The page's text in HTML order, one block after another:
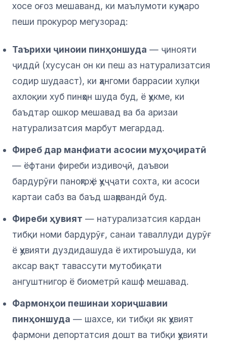
хосе оғоз мешаванд, ки маълумоти куҳнаро
пеши прокурор мегузорад:
Таърихи ҷиноии пинҳоншуда — ҷинояти
ҷиддӣ (хусусан он ки пеш аз натурализатсия
содир шудааст), ки ҳангоми баррасии хулқи
ахлоқии хуб пинҳон шуда буд, ё ҳукме, ки
баъдтар ошкор мешавад ва ба аризаи
натурализатсия марбут мегардад.
Фиреб дар манфиати асосии муҳоҷиратӣ
— ёфтани фиреби издивоҷӣ, даъвои
бардурӯғи паноҳгоҳ ё ҳуҷҷати сохта, ки асоси
картаи сабз ва баъд шаҳрвандӣ буд.
Фиреби ҳувият — натурализатсия кардан
тибқи номи бардурӯғ, санаи таваллуди дурӯғ
ё ҳувияти дуздидашуда ё ихтироъшуда, ки
аксар вақт тавассути мутобиқати
ангуштнигор ё биометрӣ кашф мешавад.
Фармонҳои пешинаи хориҷшавии
пинҳоншуда — шахсе, ки тибқи як ҳувият
фармони депортатсия дошт ва тибқи ҳувияти